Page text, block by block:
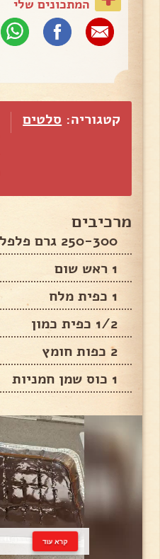
המתכונים שלי
קטגוריה: סלטים
מרכיבים
250-300 גרם פלפל חריף יבש
1 ראש שום
1 כפית מלח
1/2 כפית כמון
2 כפות חומץ
1 כוס שמן חמניות
קרא עוד